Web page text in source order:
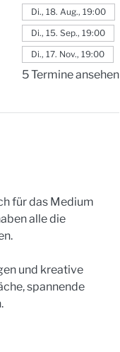
Di., 18. Aug., 19:00
Di., 15. Sep., 19:00
Di., 17. Nov., 19:00
5 Termine ansehen
für das Medium
alle die
und kreative
spannende